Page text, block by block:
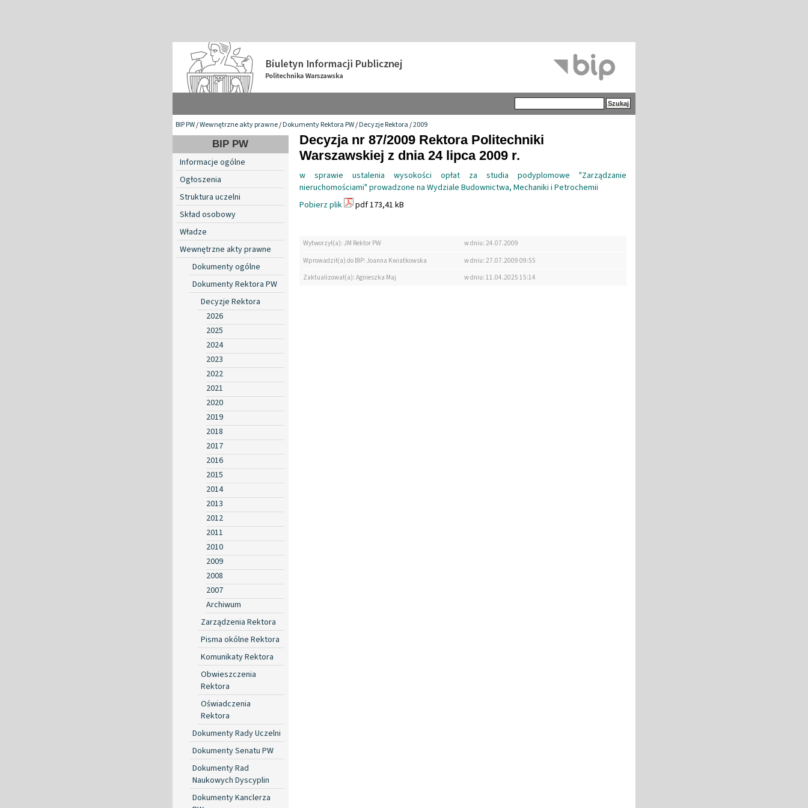
BIP PW/Wewnętrzne akty prawne/Dokumenty Rektora PW/Decyzje Rektora/2009
BIP PW
Informacje ogólne
Ogłoszenia
Struktura uczelni
Skład osobowy
Władze
Wewnętrzne akty prawne
Dokumenty ogólne
Dokumenty Rektora PW
Decyzje Rektora
2026
2025
2024
2023
2022
2021
2020
2019
2018
2017
2016
2015
2014
2013
2012
2011
2010
2009
2008
2007
Archiwum
Zarządzenia Rektora
Pisma okólne Rektora
Komunikaty Rektora
Obwieszczenia
Rektora
Oświadczenia
Rektora
Dokumenty Rady Uczelni
Dokumenty Senatu PW
Dokumenty Rad
Naukowych Dyscyplin
Dokumenty Kanclerza
Decyzja nr 87/2009 Rektora Politechniki
Warszawskiej z dnia 24 lipca 2009 r.
w sprawie ustalenia wysokości opłat za studia podyplomowe "Zarządzanie
nieruchomościami" prowadzone na Wydziale Budownictwa, Mechaniki i Petrochemii
Pobierz plik
pdf 173,41 kB
Wytworzył(a): JM Rektor PW
w dniu: 24.07.2009
Wprowadził(a) do BIP: Joanna Kwiatkowska
w dniu: 27.07.2009 09:55
Zaktualizował(a): Agnieszka Maj
w dniu: 11.04.2025 15:14